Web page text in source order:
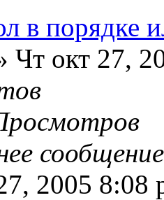
в порядке
Чт окт 27,
2005 8:08